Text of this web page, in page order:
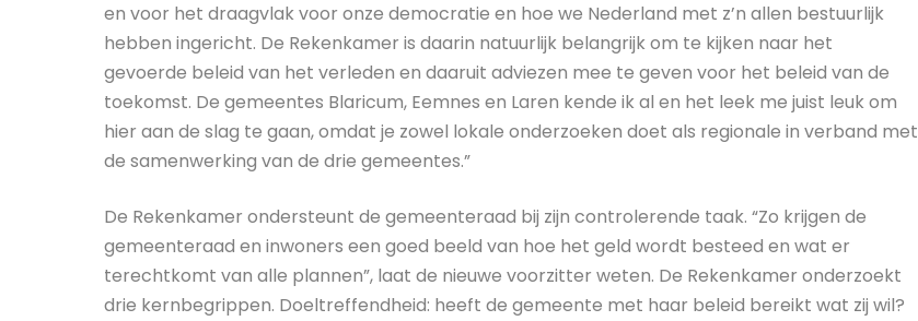
en voor het draagvlak voor onze democratie en hoe we Nederland met z’n allen bestuurlijk
hebben ingericht. De Rekenkamer is daarin natuurlijk belangrijk om te kijken naar het
gevoerde beleid van het verleden en daaruit adviezen mee te geven voor het beleid van de
toekomst. De gemeentes Blaricum, Eemnes en Laren kende ik al en het leek me juist leuk om
hier aan de slag te gaan, omdat je zowel lokale onderzoeken doet als regionale in verband met
de samenwerking van de drie gemeentes.”
De Rekenkamer ondersteunt de gemeenteraad bij zijn controlerende taak. “Zo krijgen de
gemeenteraad en inwoners een goed beeld van hoe het geld wordt besteed en wat er
terechtkomt van alle plannen”, laat de nieuwe voorzitter weten. De Rekenkamer onderzoekt
drie kernbegrippen. Doeltreffendheid: heeft de gemeente met haar beleid bereikt wat zij wil?